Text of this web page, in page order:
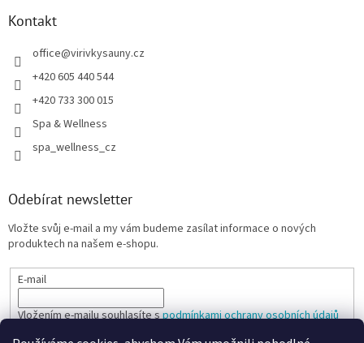
Kontakt
office@virivkysauny.cz
+420 605 440 544
+420 733 300 015
Spa & Wellness
spa_wellness_cz
Odebírat newsletter
Vložte svůj e-mail a my vám budeme zasílat informace o nových
produktech na našem e-shopu.
E-mail
Vložením e-mailu souhlasíte spodmínkami ochrany osobních údajů